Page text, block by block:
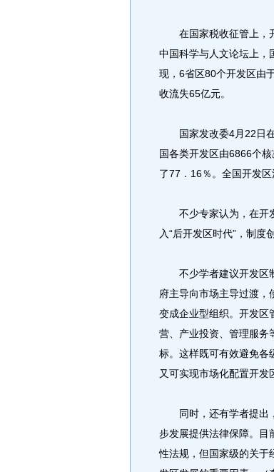
在国家税收征管上，开
中国科学与人文论坛上，
现，6省区80个开发区由
收流失65亿元。
国家发改委4月22日在
国各类开发区由6866个
了77．16％。全国开发区
不少专家认为，在开发
入“后开发区时代”，制度
不少学者建议开发区制
府主导向市场主导过渡，
变成企业型组织。开发区
营、产业投资、管理服务
标。这样既可有效避免各
又可实现市场化配置开发
同时，还有学者提出，
步发展提供法律保障。目
性法规，但国家级的关于